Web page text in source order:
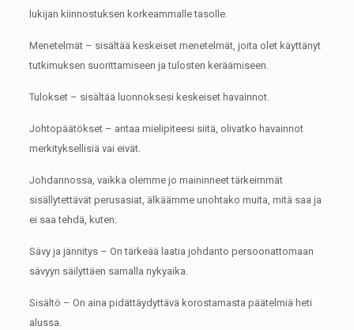
lukijan kiinnostuksen korkeammalle tasolle.
Menetelmät – sisältää keskeiset menetelmät, joita olet käyttänyt
tutkimuksen suorittamiseen ja tulosten keräämiseen.
Tulokset – sisältää luonnoksesi keskeiset havainnot.
Johtopäätökset – antaa mielipiteesi siitä, olivatko havainnot
merkityksellisiä vai eivät.
Johdannossa, vaikka olemme jo maininneet tärkeimmät
sisällytettävät perusasiat, älkäämme unohtako muita, mitä saa ja
ei saa tehdä, kuten:
Sävy ja jännitys – On tärkeää laatia johdanto persoonattomaan
sävyyn säilyttäen samalla nykyaika.
Sisältö – On aina pidättäydyttävä korostamasta päätelmiä heti
alussa.